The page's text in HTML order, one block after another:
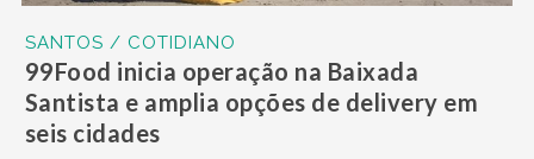
SANTOS / COTIDIANO
99Food inicia operação na Baixada
Santista e amplia opções de delivery em
seis cidades